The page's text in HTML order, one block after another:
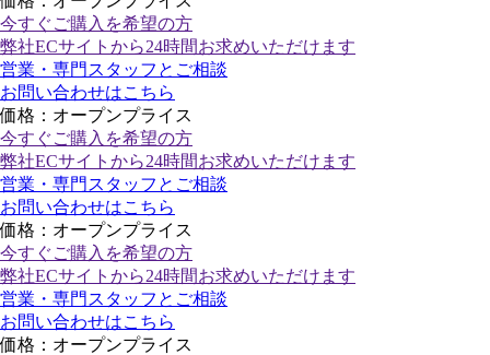
今すぐご購入 を希望の方
弊社ECサイトから24時間お求めいただけます
営業・専門スタッフとご相談
お問い合わせはこちら
価格：オープンプライス
今すぐご購入 を希望の方
弊社ECサイトから24時間お求めいただけます
営業・専門スタッフとご相談
お問い合わせはこちら
価格：オープンプライス
今すぐご購入 を希望の方
弊社ECサイトから24時間お求めいただけます
営業・専門スタッフとご相談
お問い合わせはこちら
価格：オープンプライス